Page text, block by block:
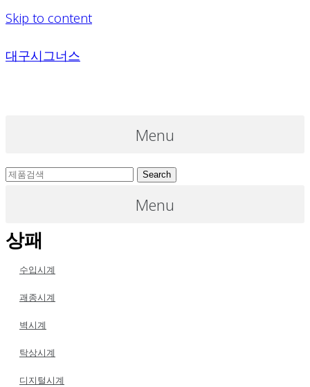
Skip to content
대구시그너스
Menu
Search
Menu
상패
수입시계
괘종시계
벽시계
탁상시계
디지털시계